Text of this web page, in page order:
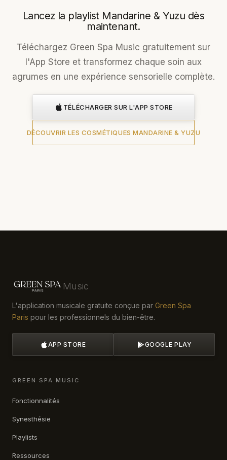
Lancez la playlist Mandarine & Yuzu dès
maintenant.
Téléchargez Green Spa Music gratuitement sur
l'App Store et transformez chaque soin aux
agrumes en une expérience sensorielle complète.
TÉLÉCHARGER SUR L'APP STORE
DÉCOUVRIR LES COSMÉTIQUES MANDARINE & YUZU
Music
L'application musicale gratuite conçue par Green Spa
Paris pour les professionnels du bien-être.
APP STORE GOOGLE PLAY
GREEN SPA MUSIC
Fonctionnalités
Synesthésie
Playlists
Ressources